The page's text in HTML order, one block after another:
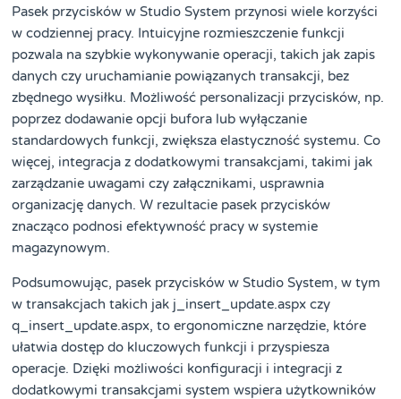
Pasek przycisków w Studio System przynosi wiele korzyści
w codziennej pracy. Intuicyjne rozmieszczenie funkcji
pozwala na szybkie wykonywanie operacji, takich jak zapis
danych czy uruchamianie powiązanych transakcji, bez
zbędnego wysiłku. Możliwość personalizacji przycisków, np.
poprzez dodawanie opcji bufora lub wyłączanie
standardowych funkcji, zwiększa elastyczność systemu. Co
więcej, integracja z dodatkowymi transakcjami, takimi jak
zarządzanie uwagami czy załącznikami, usprawnia
organizację danych. W rezultacie pasek przycisków
znacząco podnosi efektywność pracy w systemie
magazynowym.
Podsumowując, pasek przycisków w Studio System, w tym
w transakcjach takich jak j_insert_update.aspx czy
q_insert_update.aspx, to ergonomiczne narzędzie, które
ułatwia dostęp do kluczowych funkcji i przyspiesza
operacje. Dzięki możliwości konfiguracji i integracji z
dodatkowymi transakcjami system wspiera użytkowników